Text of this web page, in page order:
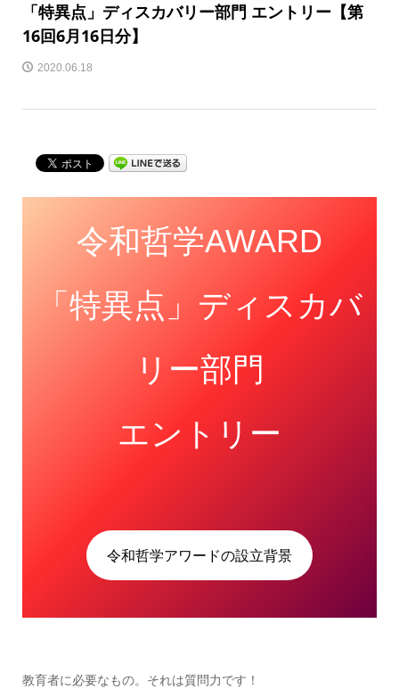
「特異点」ディスカバリー部門 エントリー【第
16回6月16日分】
2020.06.18
令和哲学AWARD
「特異点」ディスカバ
リー部門
エントリー
令和哲学アワードの設立背景
教育者に必要なもの。それは質問力です！